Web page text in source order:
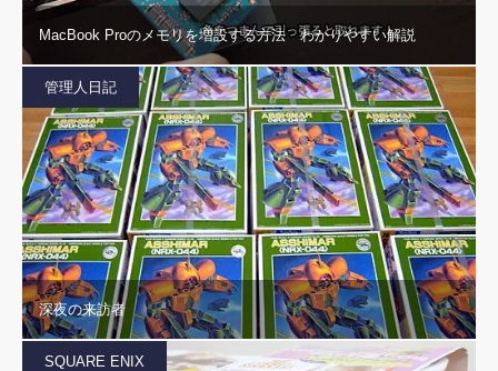
MacBook Proのメモリを増設する方法 わかりやすい解説
管理人日記
深夜の来訪者
SQUARE ENIX